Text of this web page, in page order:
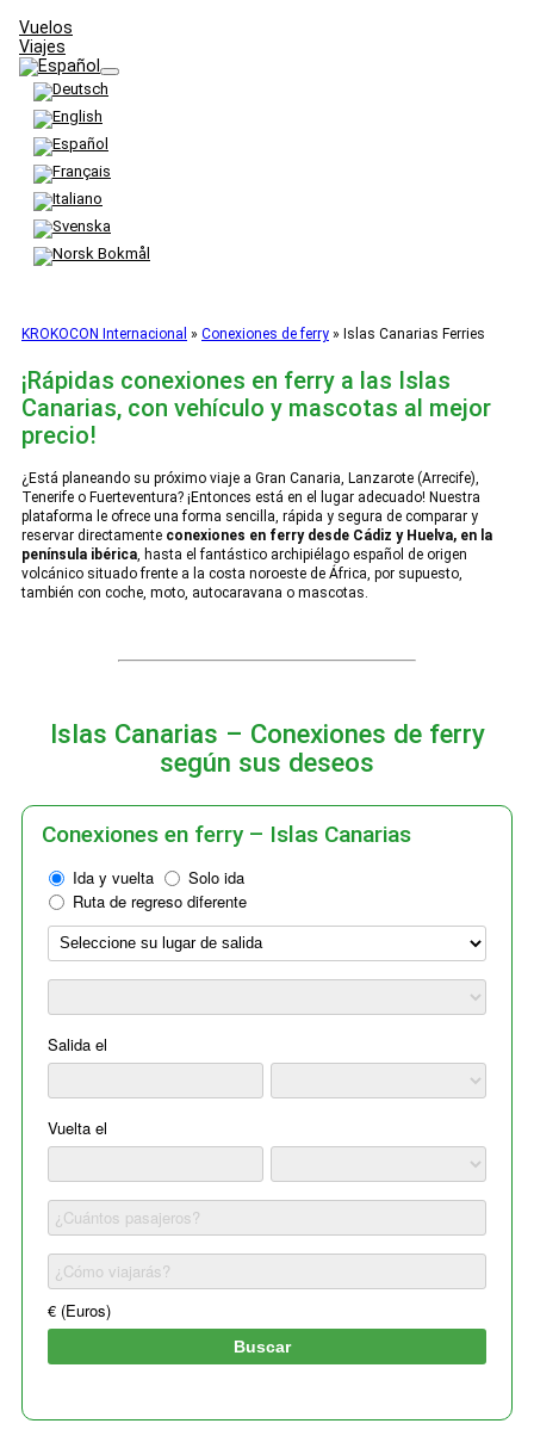
Vuelos
Viajes
KROKOCON Internacional » Conexiones de ferry » Islas Canarias Ferries
¡Rápidas conexiones en ferry a las Islas
Canarias, con vehículo y mascotas al mejor
precio!
¿Está planeando su próximo viaje a Gran Canaria, Lanzarote (Arrecife),
Tenerife o Fuerteventura? ¡Entonces está en el lugar adecuado! Nuestra
plataforma le ofrece una forma sencilla, rápida y segura de comparar y
reservar directamente conexiones en ferry desde Cádiz y Huelva, en la
península ibérica, hasta el fantástico archipiélago español de origen
volcánico situado frente a la costa noroeste de África, por supuesto,
también con coche, moto, autocaravana o mascotas.
Islas Canarias – Conexiones de ferry
según sus deseos
Conexiones en ferry – Islas Canarias